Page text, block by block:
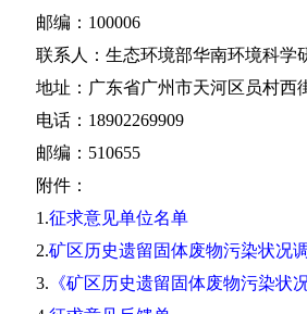
邮编：100006
联系人：生态环境部华南环境科学
地址：广东省广州市天河区员村西
电话：18902269909
邮编：510655
附件：
1.征求意见单位名单
2.矿区历史遗留固体废物污染状况
3. 《矿区历史遗留固体废物污染状